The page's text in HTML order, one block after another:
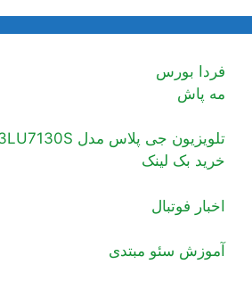
فردا بورس
مه پاش
تلویزیون جی پلاس مدل GTV-43LU7130S
خرید بک لینک
اخبار فوتبال
آموزش سئو مبتدی